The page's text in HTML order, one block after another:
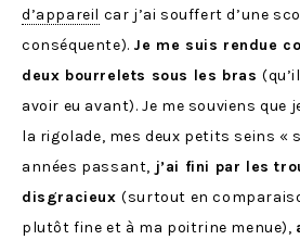
d’appareil car j’ai souffert d’une
conséquente). Je me suis rendue
deux bourrelets sous les bras
avoir eu avant). Je me souviens que
la rigolade, mes deux petits seins «
années passant, j’ai fini par les
disgracieux(surtout en
plutôt fine et à ma poitrine menue),